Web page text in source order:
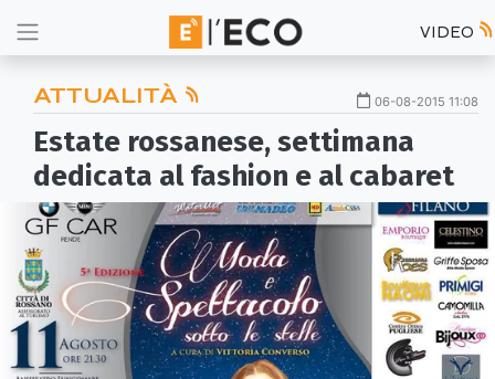
VIDEO
ATTUALITÀ 06-08-2015 11:08
Estate rossanese, settimana
dedicata al fashion e al cabaret